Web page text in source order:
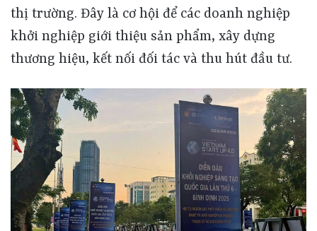
thị trường. Đây là cơ hội để các doanh nghiệp
khởi nghiệp giới thiệu sản phẩm, xây dựng
thương hiệu, kết nối đối tác và thu hút đầu tư.